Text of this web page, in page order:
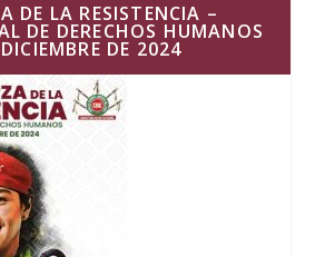
DE LA RESISTENCIA –
DE DERECHOS HUMANOS
DE 2024